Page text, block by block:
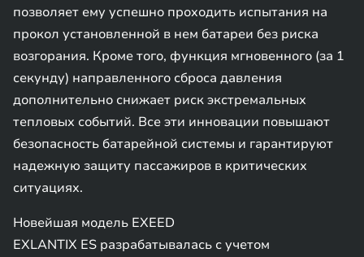
позволяет ему успешно проходить испытания на
прокол установленной в нем батареи без риска
возгорания. Кроме того, функция мгновенного (за 1
секунду) направленного сброса давления
дополнительно снижает риск экстремальных
тепловых событий. Все эти инновации повышают
безопасность батарейной системы и гарантируют
надежную защиту пассажиров в критических
ситуациях.
Новейшая модель EXEED
EXLANTIX ES разрабатывалась с учетом